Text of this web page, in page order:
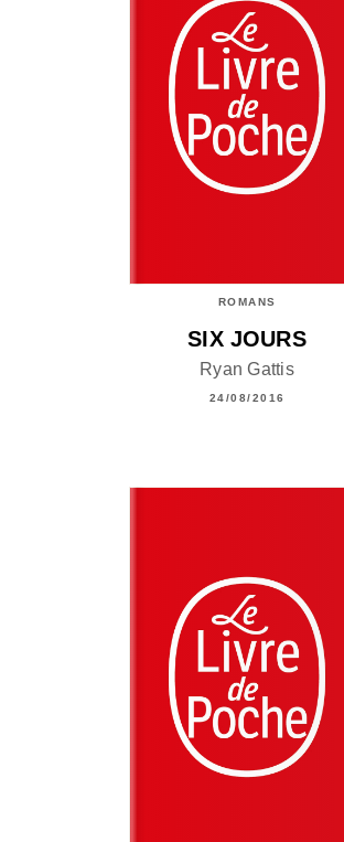
ROMANS
SIX JOURS
Ryan Gattis
24/08/2016